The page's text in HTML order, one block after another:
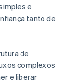
e
tanto de
de
complexos
e liberar